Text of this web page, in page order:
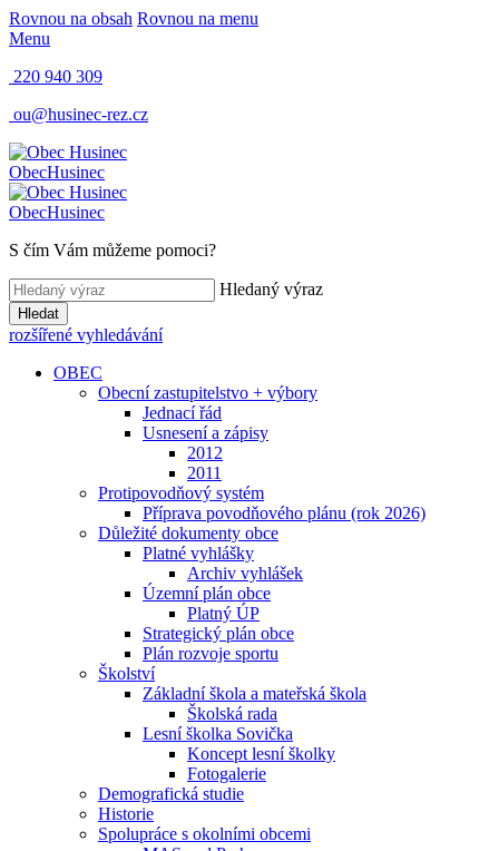
Rovnou na obsah Rovnou na menu
Menu
220 940 309
ou@husinec-rez.cz
ObecHusinec
ObecHusinec
S čím Vám můžeme pomoci?
Hledaný výraz
Hledat
rozšířené vyhledávání
OBEC
Obecní zastupitelstvo + výbory
Jednací řád
Usnesení a zápisy
2012
2011
Protipovodňový systém
Příprava povodňového plánu (rok 2026)
Důležité dokumenty obce
Platné vyhlášky
Archiv vyhlášek
Územní plán obce
Platný ÚP
Strategický plán obce
Plán rozvoje sportu
Školství
Základní škola a mateřská škola
Školská rada
Lesní školka Sovička
Koncept lesní školky
Fotogalerie
Demografická studie
Historie
Spolupráce s okolními obcemi